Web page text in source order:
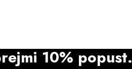
10% popust.